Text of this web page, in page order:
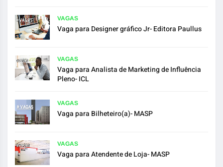
VAGAS
Vaga para Designer gráfico Jr- Editora Paullus
VAGAS
Vaga para Analista de Marketing de Influência
Pleno- ICL
VAGAS
Vaga para Bilheteiro(a)- MASP
VAGAS
Vaga para Atendente de Loja- MASP